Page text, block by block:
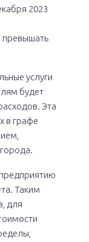
2023
услуги
будет
Эта
в графе
Таким
для